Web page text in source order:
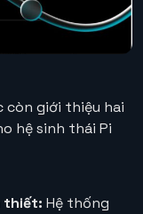
còn giới thiệu hai
hệ sinh thái Pi
thiết: Hệ thống